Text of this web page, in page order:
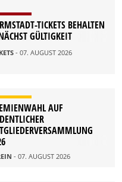
TICKETS BEHALTEN
GÜLTIGKEIT
- 07. AUGUST 2026
AUF
- 07. AUGUST 2026